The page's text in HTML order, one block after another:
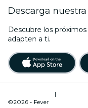
Descarga
Descubre los
adapten a ti.
|
©2026 - Fever